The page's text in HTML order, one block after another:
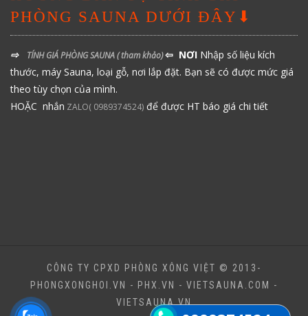
PHÒNG SAUNA DƯỚI ĐÂY⬇
⇨ TÍNH GIÁ PHÒNG SAUNA( tham khảo)⇦ NƠI Nhập số liệu kích
thước, máy Sauna, loại gỗ, nơi lắp đặt. Bạn sẽ có được mức giá
theo tùy chọn của mình.
HOẶC nhắn ZALO( 0989374524) để được HT báo giá chi tiết
CÔNG TY CPXD PHÒNG XÔNG VIỆT © 2013-
PHONGXONGHOI.VN - PHX.VN - VIETSAUNA.COM -
VIETSAUNA.VN